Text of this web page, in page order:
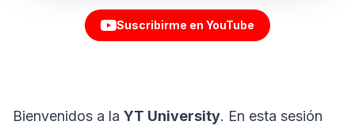
Suscribirme en YouTube
Bienvenidos a la YT University. En esta sesión